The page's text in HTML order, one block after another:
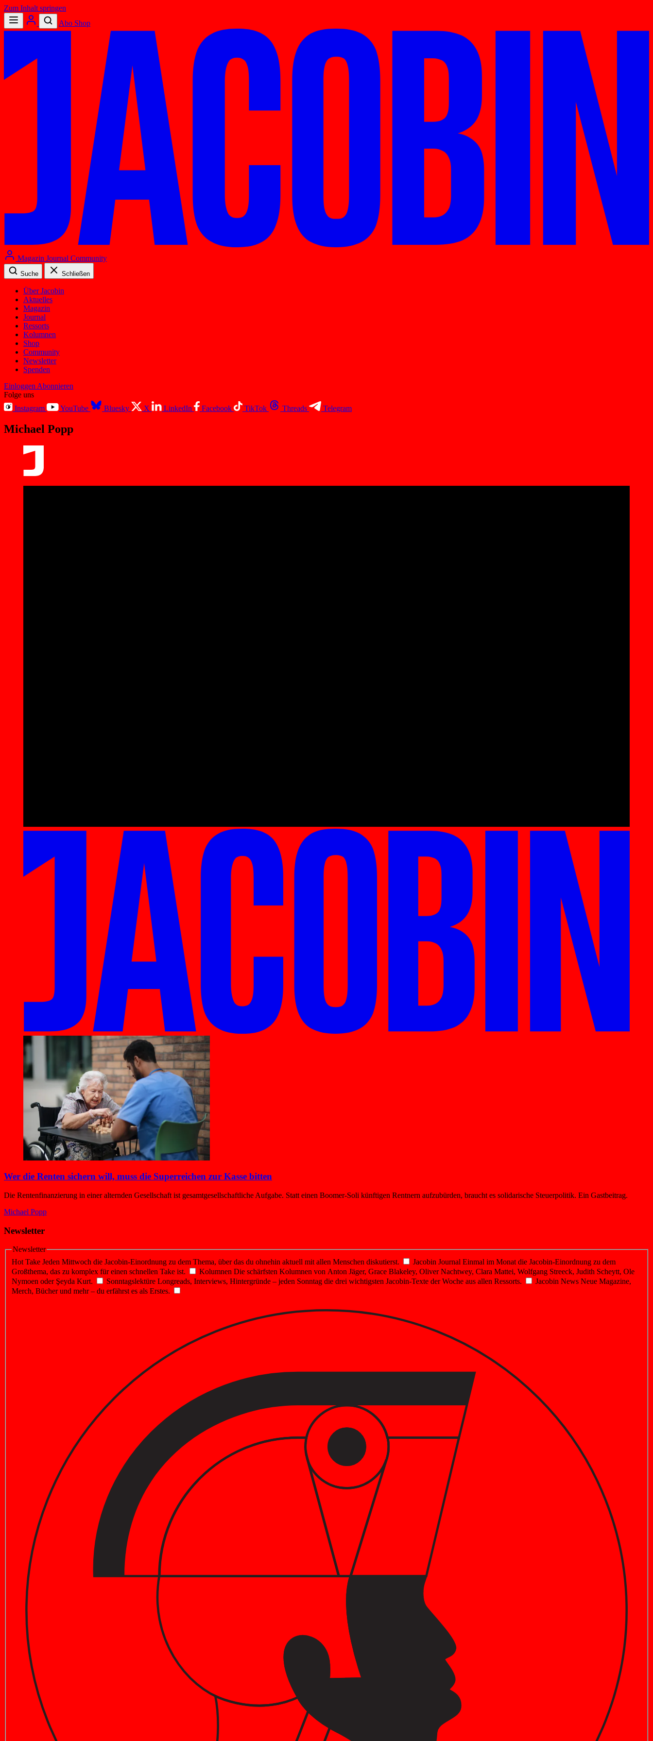
Zum Inhalt springen
Abo Shop
Magazin Journal Community
Suche Schließen
Über Jacobin
Aktuelles
Magazin
Journal
Ressorts
Kolumnen
Shop
Community
Newsletter
Spenden
Einloggen Abonnieren
Folge uns
Instagram
YouTube Bluesky X LinkedIn Facebook TikTok Threads Telegram
Michael Popp
Wer die Renten sichern will, muss die Superreichen zur Kasse bitten
Die Rentenfinanzierung in einer alternden Gesellschaft ist gesamtgesellschaftliche Aufgabe. Statt einen Boomer-Soli künftigen Rentnern aufzubürden, braucht es solidarische Steuerpolitik. Ein Gastbeitrag.
Michael Popp
Newsletter
Newsletter
Hot Take Jeden Mittwoch die Jacobin-Einordnung zu dem Thema, über das du ohnehin aktuell mit allen Menschen diskutierst. Jacobin Journal Einmal im Monat die Jacobin-Einordnung zu dem
Großthema, das zu komplex für einen schnellen Take ist.
Kolumnen Die schärfsten Kolumnen von Anton Jäger, Grace Blakeley, Oliver Nachtwey, Clara Mattei, Wolfgang Streeck, Judith Scheytt, Ole
Nymoen oder Şeyda Kurt.
Sonntagslektüre Longreads, Interviews, Hintergründe – jeden Sonntag die drei wichtigsten Jacobin-Texte der Woche aus allen Ressorts. Jacobin News Neue Magazine,
Merch, Bücher und mehr – du erfährst es als Erstes.